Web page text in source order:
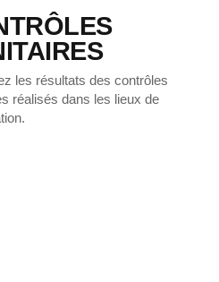
les résultats des contrôles
réalisés dans les lieux de